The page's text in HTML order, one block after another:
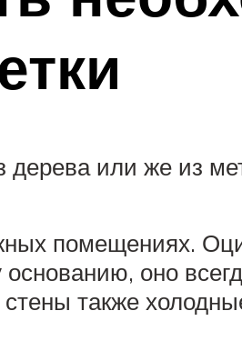
дерева или же из
помещениях.
оно
также